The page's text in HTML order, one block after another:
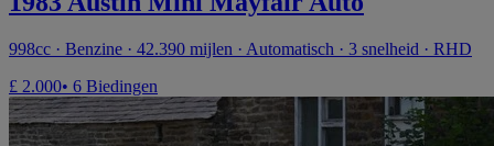
998cc · Benzine · 42.390 mijlen · Automatisch · 3 snelheid · RHD
£ 2.000• 6 Biedingen